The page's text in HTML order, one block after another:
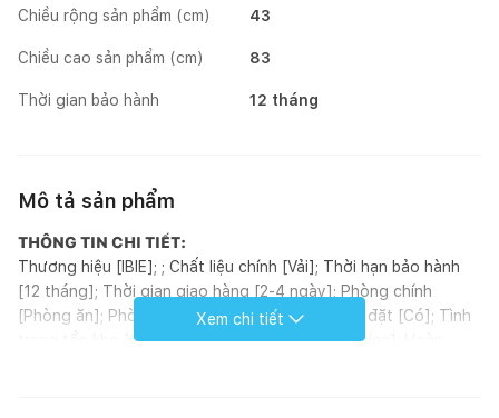
Chiều rộng sản phẩm (cm) 43
Chiều cao sản phẩm (cm) 83
Thời gian bảo hành 12 tháng
Mô tả sản phẩm
THÔNG TIN CHI TIẾT:
Thương hiệu [IBIE]; ; Chất liệu chính [Vải]; Thời hạn bảo hành
[12 tháng]; Thời gian giao hàng [2-4 ngày]; Phòng chính
[Phòng ăn]; Phòng khác [Nhà bếp]; Yêu cầu lắp đặt [Có]; Tình
trạng tồn kho [Có sẵn]; Phong cách [Scandinavian]; Hoàn
Xem chi tiết